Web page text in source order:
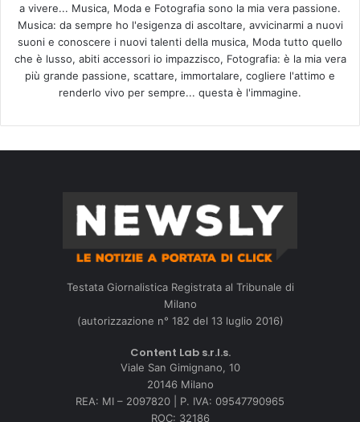
a vivere... Musica, Moda e Fotografia sono la mia vera passione.
Musica: da sempre ho l'esigenza di ascoltare, avvicinarmi a nuovi
suoni e conoscere i nuovi talenti della musica, Moda tutto quello
che è lusso, abiti accessori io impazzisco, Fotografia: è la mia vera
più grande passione, scattare, immortalare, cogliere l'attimo e
renderlo vivo per sempre... questa è l'immagine.
Testata Giornalistica Registrata al Tribunale di
Milano
(autorizzazione n° 182 del 13 luglio 2016)
Content Lab s.r.l.s.
Viale San Gimignano, 10
20146 Milano
REA: MI – 2097820 | P. IVA: 09547790965
ROC: 32186